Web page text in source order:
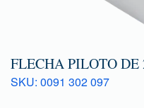
FLECHA PILOTO DE
SKU: 0091 302 097